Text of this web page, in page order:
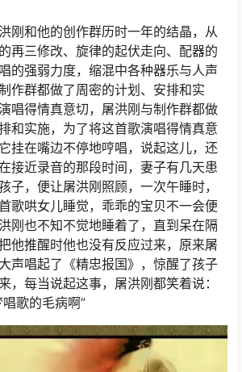
刚和他的创作群历时一年的结晶，从
再三修改、旋律的起伏走向、配器的
的强弱力度，缩混中各种器乐与人声
作群都做了周密的计划、安排和实
唱得情真意切，屠洪刚与制作群都做
和实施，为了将这首歌演唱得情真意
挂在嘴边不停地哼唱，说起这儿，还
接近录音的那段时间，妻子有几天患
子，便让屠洪刚照顾，一次午睡时，
歌哄女儿睡觉，乖乖的宝贝不一会便
刚也不知不觉地睡着了，直到呆在隔
他推醒时他也没有反应过来，原来屠
声唱起了《精忠报国》，惊醒了孩子
，每当说起这事，屠洪刚都笑着说：
歌的毛病啊”